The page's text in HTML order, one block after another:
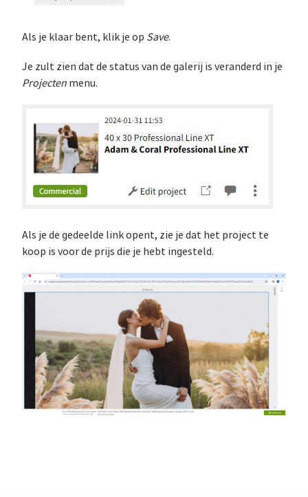
Als je klaar bent, klik je op Save.
Je zult zien dat de status van de galerij is veranderd in je
Pro­jec­ten menu.
Als je de gedeelde link opent, zie je dat het project te
koop is voor de prijs die je hebt ingesteld.